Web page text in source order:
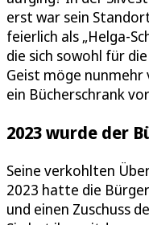
erst war sein
feierlich als „Helga-
die sich sowohl für
Geist möge nunmehr
ein Bücherschrank
2023 wurde der
Seine verkohlten
2023 hatte die
und einen Zuschuss